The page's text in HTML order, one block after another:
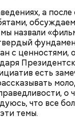
а после
назвали
с
есть
о
что все
темы.